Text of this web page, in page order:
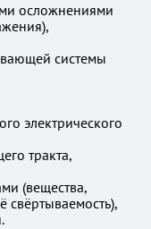
осложнениями
системы
электрического
тракта,
(вещества,